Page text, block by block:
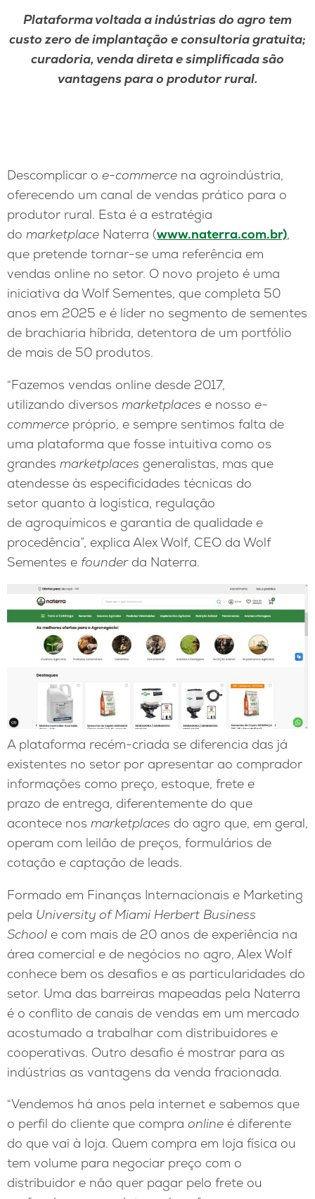
Plataforma voltada a indústrias do agro tem
custo zero de implantação e consultoria gratuita;
curadoria, venda direta e simplificada são
vantagens para o produtor rural.
Descomplicar o e-commerce na agroindústria,
oferecendo um canal de vendas prático para o
produtor rural. Esta é a estratégia
do marketplace Naterra (www.naterra.com.br),
que pretende tornar-se uma referência em
vendas online no setor. O novo projeto é uma
iniciativa da Wolf Sementes, que completa 50
anos em 2025 e é líder no segmento de sementes
de brachiaria híbrida, detentora de um portfólio
de mais de 50 produtos.
“Fazemos vendas online desde 2017,
utilizando diversos marketplaces e nosso e-
commerce próprio, e sempre sentimos falta de
uma plataforma que fosse intuitiva como os
grandes marketplaces generalistas, mas que
atendesse às especificidades técnicas do
setor quanto à logística, regulação
de agroquímicos e garantia de qualidade e
procedência”, explica Alex Wolf, CEO da Wolf
Sementes e founderda Naterra.
A plataforma recém-criada se diferencia das já
existentes no setor por apresentar ao comprador
informações como preço, estoque, frete e
prazo de entrega, diferentemente do que
acontece nos marketplaces do agro que, em geral,
operam com leilão de preços, formulários de
cotação e captação de leads.
Formado em Finanças Internacionais e Marketing
pela University of Miami Herbert Business
School e com mais de 20 anos de experiência na
área comercial e de negócios no agro, Alex Wolf
conhece bem os desafios e as particularidades do
setor. Uma das barreiras mapeadas pela Naterra
é o conflito de canais de vendas em um mercado
acostumado a trabalhar com distribuidores e
cooperativas. Outro desafio é mostrar para as
indústrias as vantagens da venda fracionada.
“Vendemos há anos pela internet e sabemos que
o perfil do cliente que compra online é diferente
do que vai à loja. Quem compra em loja física ou
tem volume para negociar preço com o
distribuidor e não quer pagar pelo frete ou